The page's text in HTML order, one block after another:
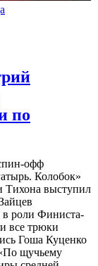
по
офф
Колобок»
Тихона выступил
в роли Финиста-
все трюки
Гоша Куценко
щучьему